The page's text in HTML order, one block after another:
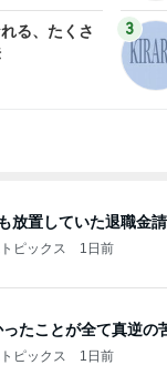
る、たくさ
3
放置していた退職金
ピックス 1日前
たことが全て真逆の
ピックス 1日前